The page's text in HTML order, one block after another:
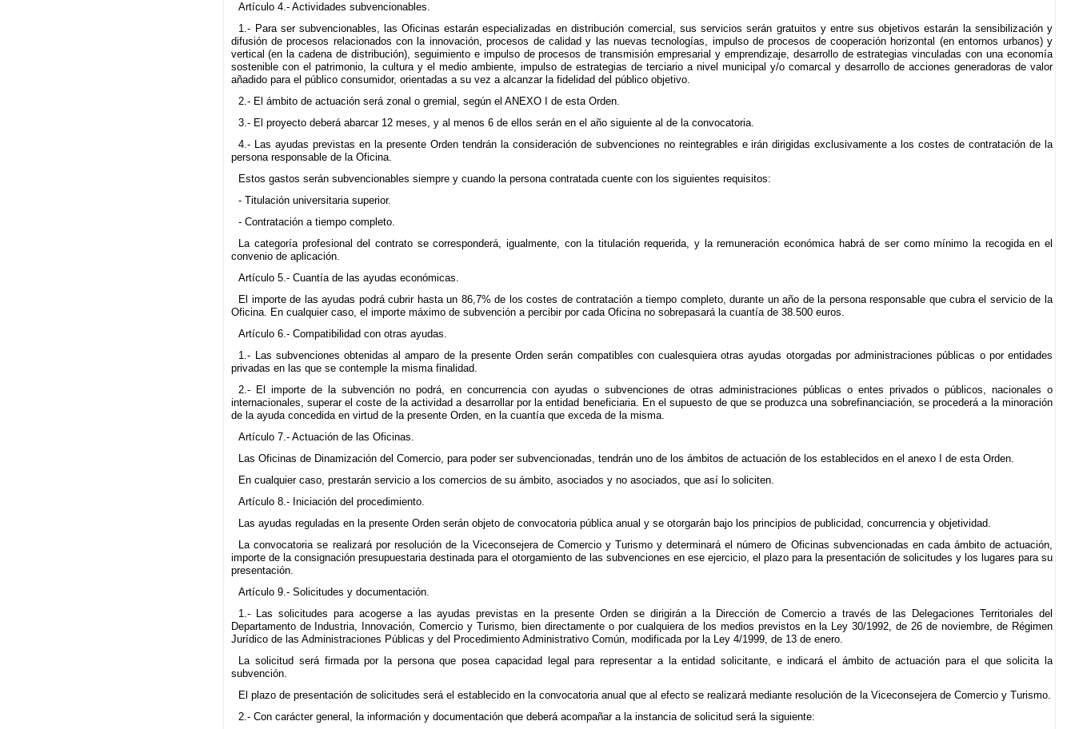
Artículo 4.- Actividades subvencionables.
1.- Para ser subvencionables, las Oficinas estarán especializadas en distribución comercial, sus servicios serán gratuitos y entre sus objetivos estarán la sensibilización y
difusión de procesos relacionados con la innovación, procesos de calidad y las nuevas tecnologías, impulso de procesos de cooperación horizontal (en entornos urbanos) y
vertical (en la cadena de distribución), seguimiento e impulso de procesos de transmisión empresarial y emprendizaje, desarrollo de estrategias vinculadas con una economía
sostenible con el patrimonio, la cultura y el medio ambiente, impulso de estrategias de terciario a nivel municipal y/o comarcal y desarrollo de acciones generadoras de valor
añadido para el público consumidor, orientadas a su vez a alcanzar la fidelidad del público objetivo.
2.- El ámbito de actuación será zonal o gremial, según el ANEXO I de esta Orden.
3.- El proyecto deberá abarcar 12 meses, y al menos 6 de ellos serán en el año siguiente al de la convocatoria.
4.- Las ayudas previstas en la presente Orden tendrán la consideración de subvenciones no reintegrables e irán dirigidas exclusivamente a los costes de contratación de la
persona responsable de la Oficina.
Estos gastos serán subvencionables siempre y cuando la persona contratada cuente con los siguientes requisitos:
- Titulación universitaria superior.
- Contratación a tiempo completo.
La categoría profesional del contrato se corresponderá, igualmente, con la titulación requerida, y la remuneración económica habrá de ser como mínimo la recogida en el
convenio de aplicación.
Artículo 5.- Cuantía de las ayudas económicas.
El importe de las ayudas podrá cubrir hasta un 86,7% de los costes de contratación a tiempo completo, durante un año de la persona responsable que cubra el servicio de la
Oficina. En cualquier caso, el importe máximo de subvención a percibir por cada Oficina no sobrepasará la cuantía de 38.500 euros.
Artículo 6.- Compatibilidad con otras ayudas.
1.- Las subvenciones obtenidas al amparo de la presente Orden serán compatibles con cualesquiera otras ayudas otorgadas por administraciones públicas o por entidades
privadas en las que se contemple la misma finalidad.
2.- El importe de la subvención no podrá, en concurrencia con ayudas o subvenciones de otras administraciones públicas o entes privados o públicos, nacionales o
internacionales, superar el coste de la actividad a desarrollar por la entidad beneficiaria. En el supuesto de que se produzca una sobrefinanciación, se procederá a la minoración
de la ayuda concedida en virtud de la presente Orden, en la cuantía que exceda de la misma.
Artículo 7.- Actuación de las Oficinas.
Las Oficinas de Dinamización del Comercio, para poder ser subvencionadas, tendrán uno de los ámbitos de actuación de los establecidos en el anexo I de esta Orden.
En cualquier caso, prestarán servicio a los comercios de su ámbito, asociados y no asociados, que así lo soliciten.
Artículo 8.- Iniciación del procedimiento.
Las ayudas reguladas en la presente Orden serán objeto de convocatoria pública anual y se otorgarán bajo los principios de publicidad, concurrencia y objetividad.
La convocatoria se realizará por resolución de la Viceconsejera de Comercio y Turismo y determinará el número de Oficinas subvencionadas en cada ámbito de actuación,
importe de la consignación presupuestaria destinada para el otorgamiento de las subvenciones en ese ejercicio, el plazo para la presentación de solicitudes y los lugares para su
presentación.
Artículo 9.- Solicitudes y documentación.
1.- Las solicitudes para acogerse a las ayudas previstas en la presente Orden se dirigirán a la Dirección de Comercio a través de las Delegaciones Territoriales del
Departamento de Industria, Innovación, Comercio y Turismo, bien directamente o por cualquiera de los medios previstos en la Ley 30/1992, de 26 de noviembre, de Régimen
Jurídico de las Administraciones Públicas y del Procedimiento Administrativo Común, modificada por la Ley 4/1999, de 13 de enero.
La solicitud será firmada por la persona que posea capacidad legal para representar a la entidad solicitante, e indicará el ámbito de actuación para el que solicita la
subvención.
El plazo de presentación de solicitudes será el establecido en la convocatoria anual que al efecto se realizará mediante resolución de la Viceconsejera de Comercio y Turismo.
2.- Con carácter general, la información y documentación que deberá acompañar a la instancia de solicitud será la siguiente: